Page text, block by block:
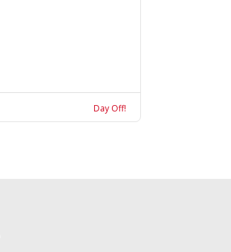
Day Off!